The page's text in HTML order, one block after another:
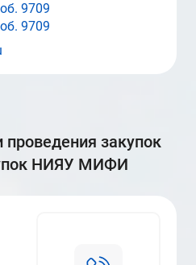
9709
9709
НИЯУ МИФИ